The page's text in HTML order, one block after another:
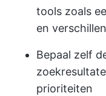
tools zoals
en
Bepaal zelf
prioriteiten